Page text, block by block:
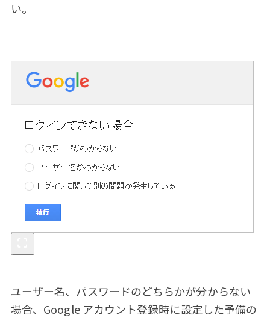
い。
ユーザー名、パスワードのどちらかが分からない
場合、Google アカウント登録時に設定した予備の